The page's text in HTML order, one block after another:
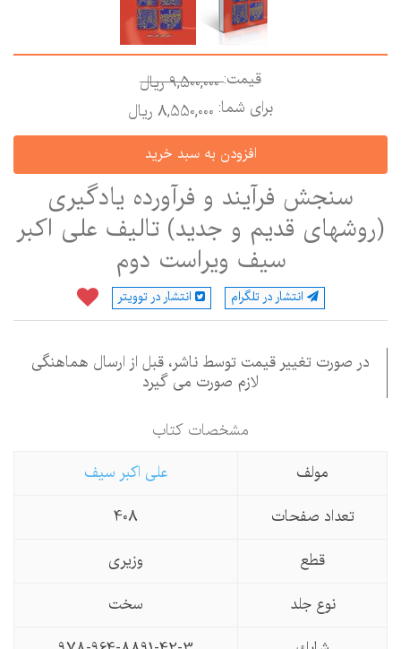
قیمت:9,500,000 ريال
برای شما:8,550,000 ريال
سنجش فرآیند و فرآورده یادگیری
قدیم و جدید) تالیف علی اکبر
سیف ویراست دوم
انتشار در تلگرام انتشار در توویتر
در صورت تغییر قیمت توسط ناشر، قبل از ارسال هماهنگی
لازم صورت می گیرد
مشخصات كتاب
مولف
علی اکبر سیف
تعداد صفحات
قطع
وزیری
نوع جلد
سخت